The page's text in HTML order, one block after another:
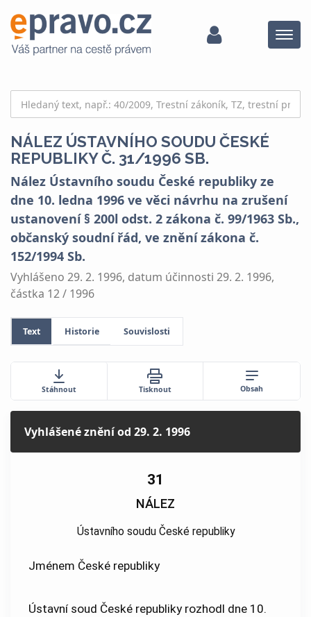
Menu
NÁLEZ ÚSTAVNÍHO SOUDU ČESKÉ
REPUBLIKY Č. 31/1996 SB.
Nález Ústavního soudu České republiky ze
dne 10. ledna 1996 ve věci návrhu na zrušení
ustanovení § 200l odst. 2 zákona č. 99/1963 Sb.,
občanský soudní řád, ve znění zákona č.
152/1994 Sb.
Vyhlášeno 29. 2. 1996, datum účinnosti 29. 2. 1996,
částka 12 / 1996
Text Historie Souvislosti
Stáhnout Tisknout Obsah
Vyhlášené zněníod 29. 2. 1996
31
NÁLEZ
Ústavního soudu České republiky
Jménem České republiky
Ústavní soud České republiky rozhodl dne 10.